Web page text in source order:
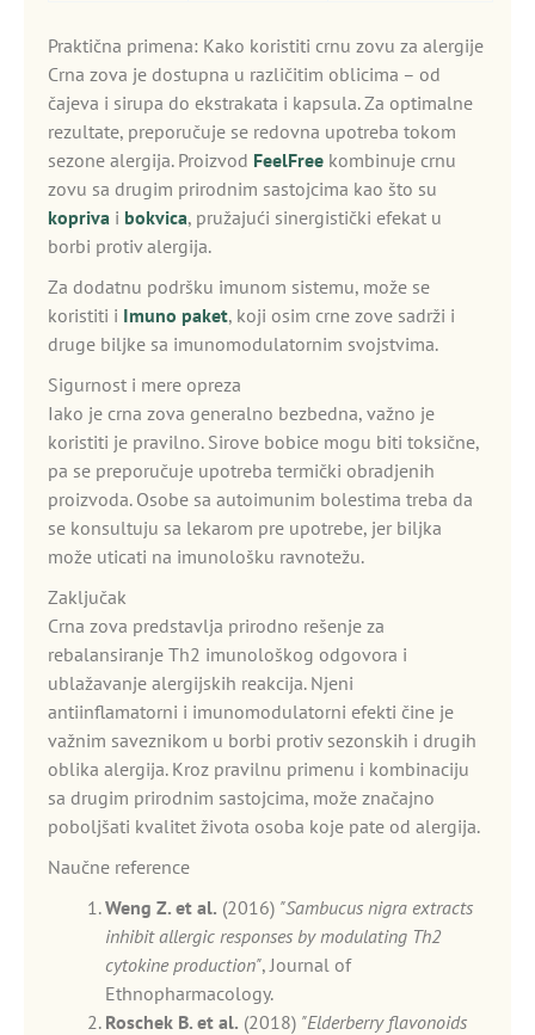
Praktična primena: Kako koristiti crnu zovu za alergije
Crna zova je dostupna u različitim oblicima – od
čajeva i sirupa do ekstrakata i kapsula. Za optimalne
rezultate, preporučuje se redovna upotreba tokom
sezone alergija. Proizvod FeelFree kombinuje crnu
zovu sa drugim prirodnim sastojcima kao što su
kopriva i bokvica, pružajući sinergistički efekat u
borbi protiv alergija.
Za dodatnu podršku imunom sistemu, može se
koristiti i Imuno paket, koji osim crne zove sadrži i
druge biljke sa imunomodulatornim svojstvima.
Sigurnost i mere opreza
Iako je crna zova generalno bezbedna, važno je
koristiti je pravilno. Sirove bobice mogu biti toksične,
pa se preporučuje upotreba termički obradjenih
proizvoda. Osobe sa autoimunim bolestima treba da
se konsultuju sa lekarom pre upotrebe, jer biljka
može uticati na imunološku ravnotežu.
Zaključak
Crna zova predstavlja prirodno rešenje za
rebalansiranje Th2 imunološkog odgovora i
ublažavanje alergijskih reakcija. Njeni
antiinflamatorni i imunomodulatorni efekti čine je
važnim saveznikom u borbi protiv sezonskih i drugih
oblika alergija. Kroz pravilnu primenu i kombinaciju
sa drugim prirodnim sastojcima, može značajno
poboljšati kvalitet života osoba koje pate od alergija.
Naučne reference
Weng Z. et al. (2016) "Sambucus nigra extracts
inhibit allergic responses by modulating Th2
cytokine production", Journal of
Ethnopharmacology.
Roschek B. et al. (2018) "Elderberry flavonoids